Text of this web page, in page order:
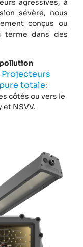
agressives, à
sévère, nous
conçus ou
terme dans des
Projecteurs
totale:
côtés ou vers le
et NSVV.